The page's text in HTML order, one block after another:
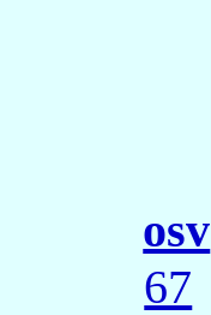
osv
67